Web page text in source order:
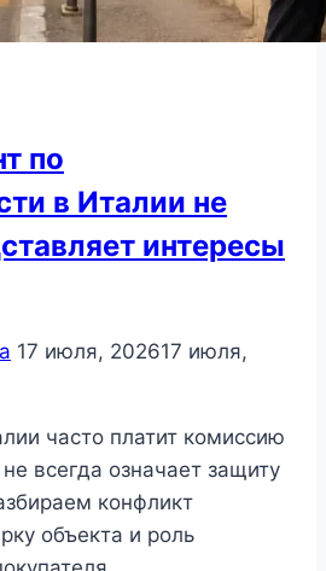
по
в Италии не
интересы
17 июля, 202617 июля,
часто платит комиссию
не всегда означает защиту
конфликт
объекта и роль